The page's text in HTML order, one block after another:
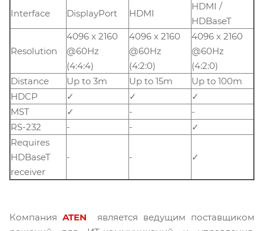
Interface
DisplayPort HDMI
HDMI /
HDBaseT
Resolution
4096 x 2160
@60Hz
(4:4:4)
4096 x 2160
@60Hz
(4:2:0)
4096 x 2160
@60Hz
(4:2:0)
Distance
Up to 3m Up to 15m
Up to 100m
HDCP
✓ ✓
✓
MST
✓ -
-
RS-232
- -
✓
Requires
HDBaseT
receiver
- - ✓
Компания ATEN
является ведущим поставщиком